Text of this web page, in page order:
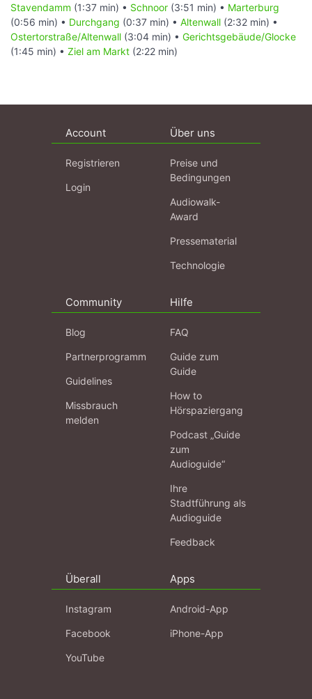
Stavendamm (1:37 min) • Schnoor (3:51 min) • Marterburg
(0:56 min) • Durchgang (0:37 min) • Altenwall (2:32 min) •
Ostertorstraße/Altenwall (3:04 min) • Gerichtsgebäude/Glocke
(1:45 min) • Ziel am Markt (2:22 min)
Account
Registrieren
Login
Über uns
Preise und
Bedingungen
Audiowalk-
Award
Pressematerial
Technologie
Community
Blog
Partnerprogramm
Guidelines
Missbrauch
melden
Hilfe
FAQ
Guide zum
Guide
How to
Hörspaziergang
Podcast „Guide
zum
Audioguide“
Ihre
Stadtführung als
Audioguide
Feedback
Überall
Instagram
Facebook
YouTube
Apps
Android-App
iPhone-App